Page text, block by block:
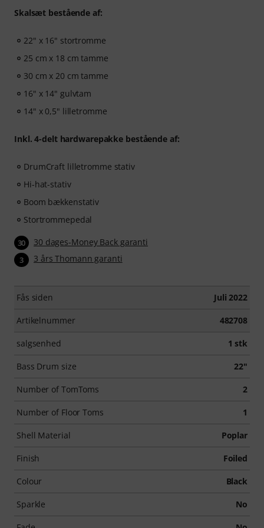
you motivated.
After your order has been shipped, you will
automatically receive the activation code via email. The
Skalsæt bestående af:
22" x 16" stortromme
25 cm x 18 cm tamme
30 cm x 20 cm tamme
16" x 14" gulvtam
14" x 0,5" lilletromme
Inkl. 4-delt hardwarepakke bestående af:
DrumCraft lilletromme stativ
Hi-hat-stativ
Boom bækkenstativ
Stortrommepedal
30 30 dages-Money Back garanti
3 3 års Thomann garanti
Fås siden Juli 2022
Artikelnummer 482708
salgsenhed 1 stk
Bass Drum size 22"
Number of TomToms 2
Number of Floor Toms 1
Shell Material Poplar
Finish Foiled
Colour Black
Sparkle No